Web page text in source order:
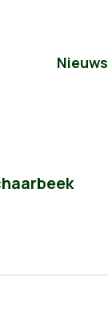
Nieuws